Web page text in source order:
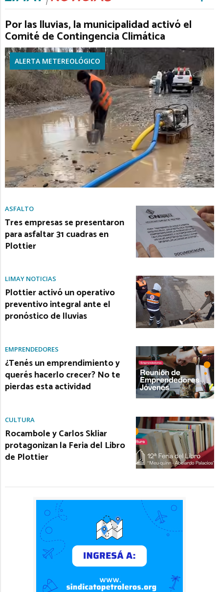
Por las lluvias, la municipalidad activó el
Comité de Contingencia Climática
ALERTA METEREOLÓGICO
ASFALTO
Tres empresas se presentaron
para asfaltar 31 cuadras en
Plottier
LIMAY NOTICIAS
Plottier activó un operativo
preventivo integral ante el
pronóstico de lluvias
EMPRENDEDORES
¿Tenés un emprendimiento y
querés hacerlo crecer? No te
pierdas esta actividad
CULTURA
Rocambole y Carlos Skliar
protagonizan la Feria del Libro
de Plottier